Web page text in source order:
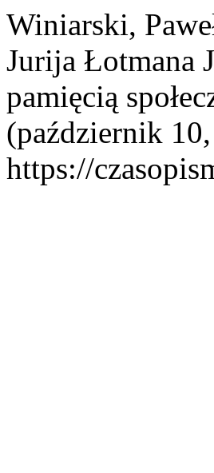
Winiarski,
Jurija Łotmana
pamięcią
(październik
https://